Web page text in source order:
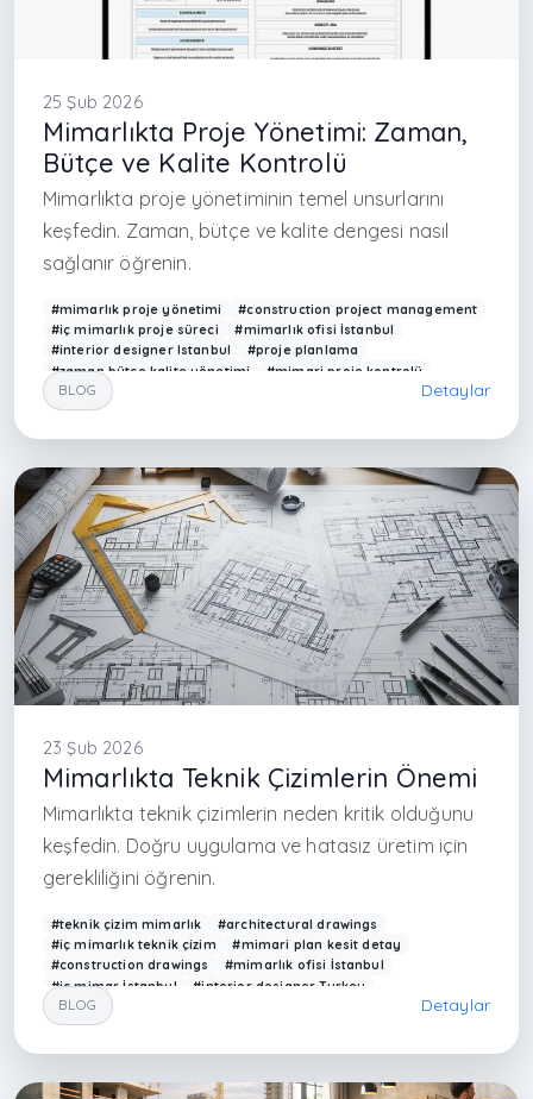
25 Şub 2026
Mimarlıkta Proje Yönetimi: Zaman,
Bütçe ve Kalite Kontrolü
Mimarlıkta proje yönetiminin temel unsurlarını
keşfedin. Zaman, bütçe ve kalite dengesi nasıl
sağlanır öğrenin.
#mimarlık proje yönetimi
#construction project management
#iç mimarlık proje süreci
#mimarlık ofisi İstanbul
#interior designer Istanbul
#proje planlama
#zaman bütçe kalite yönetimi
#mimari proje kontrolü
#modern yapı tasarımı
#design management architecture
#building project management
#mimari hizmetler İstanbul
#residential design management
#architecture Turkey
#professional design process
#florya iç
BLOG Detaylar
23 Şub 2026
Mimarlıkta Teknik Çizimlerin Önemi
Mimarlıkta teknik çizimlerin neden kritik olduğunu
keşfedin. Doğru uygulama ve hatasız üretim için
gerekliliğini öğrenin.
#teknik çizim mimarlık
#architectural drawings
#iç mimarlık teknik çizim
#mimari plan kesit detay
#construction drawings
#mimarlık ofisi İstanbul
#iç mimar İstanbul
#interior designer Turkey
#teknik detay çizimi
#Arkethane mimarlık
#çağdaş mimarlık Türkiye
#ölçülendirme mimarlık
BLOG Detaylar